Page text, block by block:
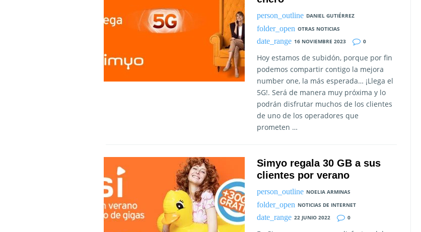
DANIEL GUTIÉRREZ
OTRAS NOTICIAS
16 NOVIEMBRE 2023
0
Hoy estamos de subidón, porque por fin
podemos compartir contigo la mejora
number one, la más esperada… ¡Llega el
5G!. Será de manera muy próxima y lo
podrán disfrutar muchos de los clientes
de uno de los operadores que
prometen …
Simyo regala 30 GB a sus
clientes por verano
NOELIA ARMINAS
NOTICIAS DE INTERNET
22 JUNIO 2022
0